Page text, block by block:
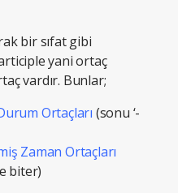
bir sıfat gibi
yani ortaç
vardır. Bunlar;
Ortaçları (sonu ‘-
Zaman Ortaçları
biter)